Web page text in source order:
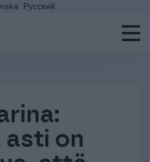
Русский
asti on